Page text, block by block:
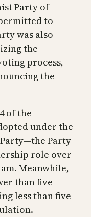
Party of
to
was also
the
process,
the
of the
under the
Party
role over
Meanwhile,
than five
less than five